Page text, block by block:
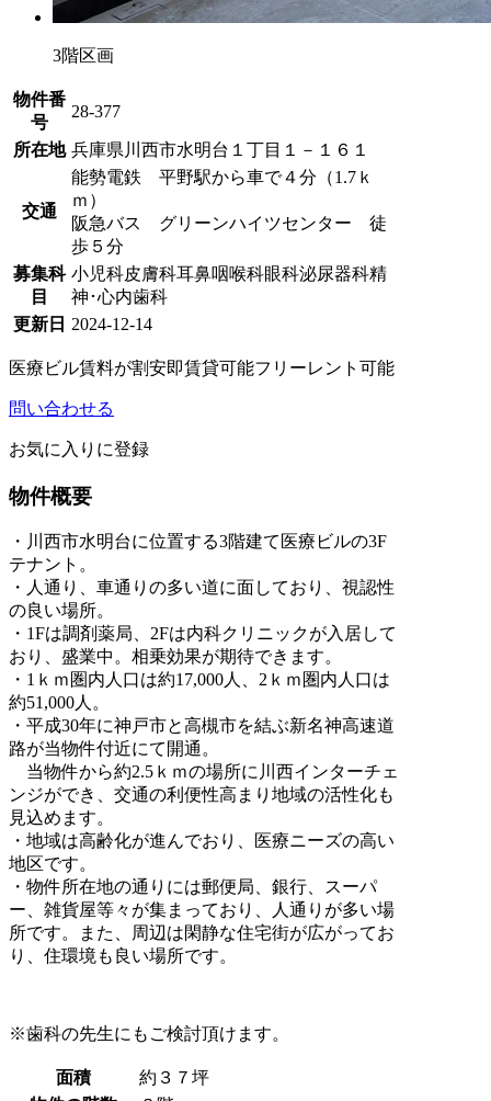
3階区画
物件番
号
28-377
所在地 兵庫県川西市水明台１丁目１－１６１
交通
能勢電鉄 平野駅から車で４分（1.7ｋ
ｍ）
阪急バス グリーンハイツセンター 徒
歩５分
募集科
目
小児科皮膚科耳鼻咽喉科眼科泌尿器科精
神･心内歯科
更新日 2024-12-14
医療ビル賃料が割安即賃貸可能フリーレント可能
問い合わせる
お気に入りに登録
物件概要
・川西市水明台に位置する3階建て医療ビルの3F
テナント。
・人通り、車通りの多い道に面しており、視認性
の良い場所。
・1Fは調剤薬局、2Fは内科クリニックが入居して
おり、盛業中。相乗効果が期待できます。
・1ｋｍ圏内人口は約17,000人、2ｋｍ圏内人口は
約51,000人。
・平成30年に神戸市と高槻市を結ぶ新名神高速道
路が当物件付近にて開通。
当物件から約2.5ｋｍの場所に川西インターチェ
ンジができ、交通の利便性高まり地域の活性化も
見込めます。
・地域は高齢化が進んでおり、医療ニーズの高い
地区です。
・物件所在地の通りには郵便局、銀行、スーパ
ー、雑貨屋等々が集まっており、人通りが多い場
所です。また、周辺は閑静な住宅街が広がってお
り、住環境も良い場所です。
※歯科の先生にもご検討頂けます。
面積
約３７坪